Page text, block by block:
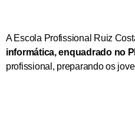
A Escola Profissional Ruiz
informática, enquadrado no
profissional, preparando os